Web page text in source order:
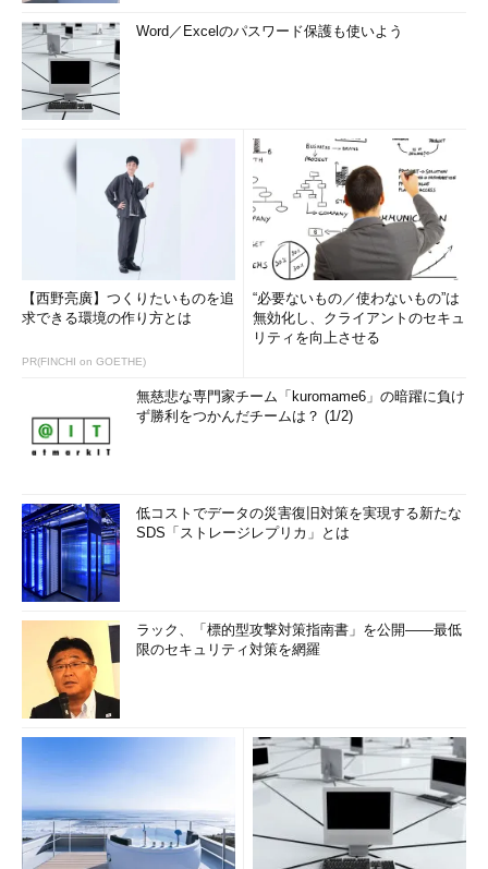
Word／Excelのパスワード保護も使いよう
【西野亮廣】つくりたいものを追
求できる環境の作り方とは
PR(FINCHI on GOETHE)
“必要ないもの／使わないもの”は
無効化し、クライアントのセキュ
リティを向上させる
無慈悲な専門家チーム「kuromame6」の暗躍に負け
ず勝利をつかんだチームは？ (1/2)
低コストでデータの災害復旧対策を実現する新たな
SDS「ストレージレプリカ」とは
ラック、「標的型攻撃対策指南書」を公開――最低
限のセキュリティ対策を網羅